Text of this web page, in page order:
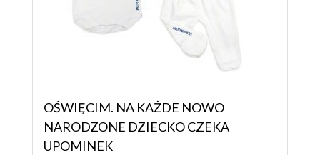
OŚWIĘCIM. NA KAŻDE NOWO
NARODZONE DZIECKO CZEKA
UPOMINEK